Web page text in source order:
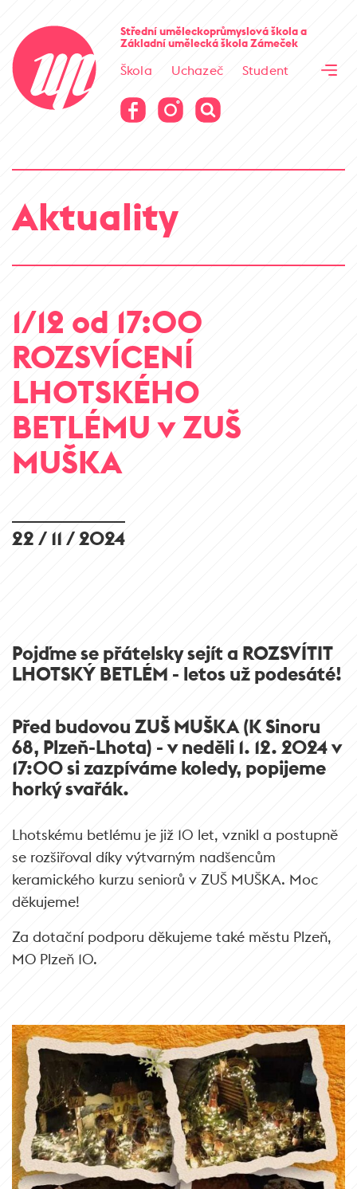
Střední uměleckoprůmyslová školaa
Základní umělecká školaZámeček
Škola Uchazeč
Student
Virtuální prohlídka
Virtuální prohlídka
Aktuality
1/12 od 17:00
ROZSVÍCENÍ
LHOTSKÉHO
BETLÉMU v ZUŠ
MUŠKA
22 / 11 / 2024
Pojďme se přátelsky sejít a ROZSVÍTIT
LHOTSKÝ BETLÉM - letos už podesáté!
Před budovou ZUŠ MUŠKA (K Sinoru
68, Plzeň-Lhota) - v neděli 1. 12. 2024 v
17:00 si zazpíváme koledy, popijeme
horký svařák.
Lhotskému betlému je již 10 let, vznikl a postupně
se rozšiřoval díky výtvarným nadšencům
keramického kurzu seniorů v ZUŠ MUŠKA. Moc
děkujeme!
Za dotační podporu děkujeme také městu Plzeň,
MO Plzeň 10.